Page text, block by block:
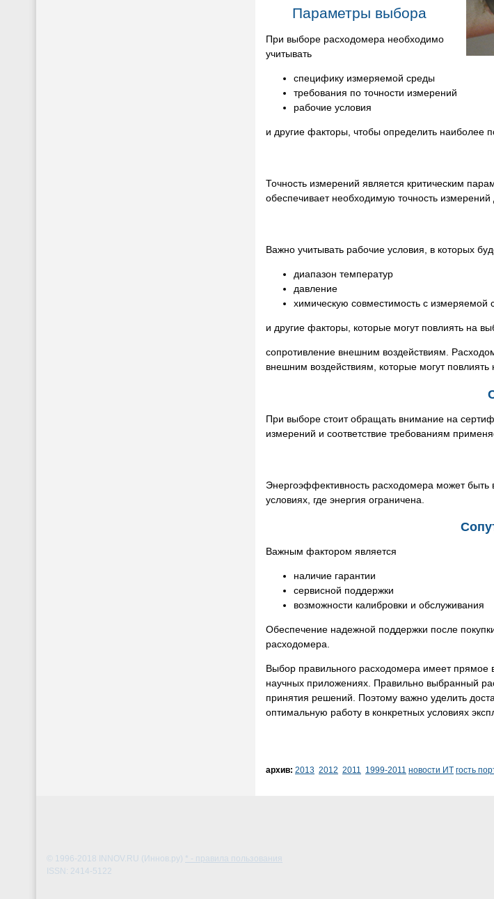
Параметры выбора
При выборе расходомера необходимо
учитывать
специфику измеряемой среды
требования по точности измерений
рабочие условия
и другие факторы, чтобы определить наиболее
Точность измерений является критическим
обеспечивает необходимую точность
Важно учитывать рабочие условия, в которых
диапазон температур
давление
химическую совместимость с измеряемой
и другие факторы, которые могут повлиять на
сопротивление внешним воздействиям.
внешним воздействиям, которые могут повлиять
При выборе стоит обращать внимание на
измерений и соответствие требованиям
Энергоэффективность расходомера может
условиях, где энергия ограничена.
Важным фактором является
наличие гарантии
сервисной поддержки
возможности калибровки и обслуживания
Обеспечение надежной поддержки после
расходомера.
Выбор правильного расходомера имеет
научных приложениях. Правильно выбранный
принятия решений. Поэтому важно уделить
оптимальную работу в конкретных условиях
архив: 2013 2012 2011 1999-2011 новости ИТ гость
© 1996-2018 INNOV.RU (Иннов.ру) * - правила пользования
ISSN: 2414-5122